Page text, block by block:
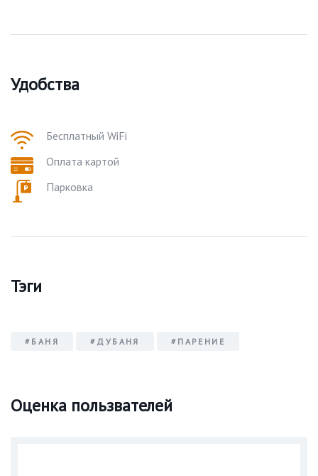
Удобства
Бесплатный WiFi
Оплата картой
Парковка
Тэги
#БАНЯ #ДУБАНЯ #ПАРЕНИЕ
Оценка пользвателей